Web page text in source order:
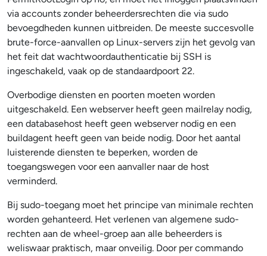
via accounts zonder beheerdersrechten die via sudo
bevoegdheden kunnen uitbreiden. De meeste succesvolle
brute-force-aanvallen op Linux-servers zijn het gevolg van
het feit dat wachtwoordauthenticatie bij SSH is
ingeschakeld, vaak op de standaardpoort 22.
Overbodige diensten en poorten moeten worden
uitgeschakeld. Een webserver heeft geen mailrelay nodig,
een databasehost heeft geen webserver nodig en een
buildagent heeft geen van beide nodig. Door het aantal
luisterende diensten te beperken, worden de
toegangswegen voor een aanvaller naar de host
verminderd.
Bij sudo-toegang moet het principe van minimale rechten
worden gehanteerd. Het verlenen van algemene sudo-
rechten aan de wheel-groep aan alle beheerders is
weliswaar praktisch, maar onveilig. Door per commando